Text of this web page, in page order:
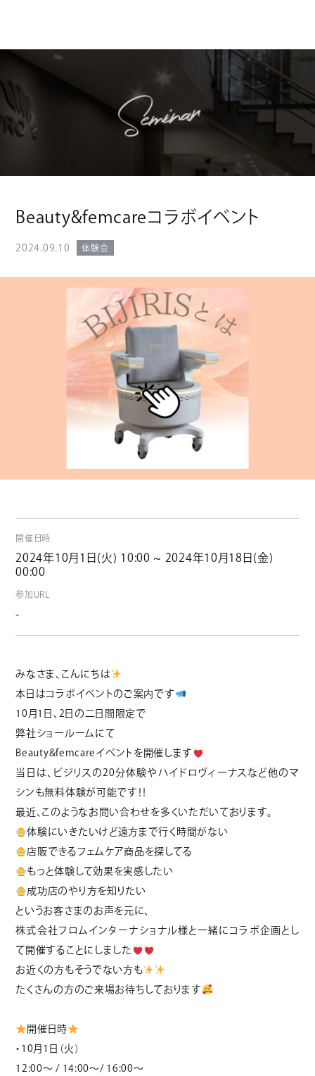
Seminar
Beauty&femcareコラボイベント
2024.09.10 体験会
開催日時
2024年10月1日(火) 10:00 ~ 2024年10月18日(金)
00:00
参加URL
-
みなさま、こんにちは
本日はコラボイベントのご案内です
10月1日、2日の二日間限定で
弊社ショールームにて
Beauty&femcareイベントを開催します
当日は、ビジリスの20分体験やハイドロヴィーナスなど他のマ
シンも無料体験が可能です！！
最近、このようなお問い合わせを多くいただいております。
体験にいきたいけど遠方まで行く時間がない
店販できるフェムケア商品を探してる
もっと体験して効果を実感したい
成功店のやり方を知りたい
というお客さまのお声を元に、
株式会社フロムインターナショナル様と一緒にコラボ企画とし
て開催することにしました
お近くの方もそうでない方も
たくさんの方のご来場お待ちしております
開催日時
・10月1日（火）
12:00〜 / 14:00～/ 16:00～